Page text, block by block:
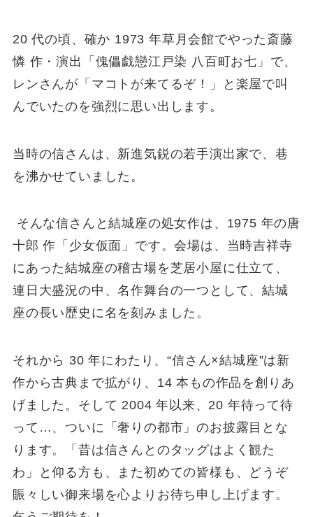
20 代の頃、確か 1973 年草月会館でやった斎藤
憐 作・演出「傀儡戯戀江戸染 八百町お七」で、
レンさんが「マコトが来てるぞ！」と楽屋で叫
んでいたのを強烈に思い出します。
当時の信さんは、新進気鋭の若手演出家で、巷
を沸かせていました。
そんな信さんと結城座の処女作は、1975 年の唐
十郎 作「少女仮面」です。会場は、当時吉祥寺
にあった結城座の稽古場を芝居小屋に仕立て、
連日大盛況の中、名作舞台の一つとして、結城
座の長い歴史に名を刻みました。
それから 30 年にわたり、“信さん×結城座”は新
作から古典まで拡がり、14 本もの作品を創りあ
げました。そして 2004 年以来、20 年待って待
って…、ついに「奢りの都市」のお披露目とな
ります。「昔は信さんとのタッグはよく観た
わ」と仰る方も、また初めての皆様も、どうぞ
賑々しい御来場を心よりお待ち申し上げます。